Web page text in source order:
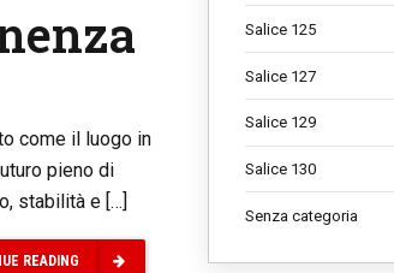
come il luogo in
pieno di
stabilità e […]
READING
Salice 125
Salice 127
Salice 129
Salice 130
Senza categoria